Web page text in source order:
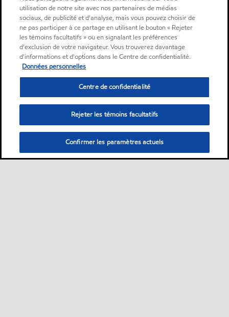
utilisation de notre site avec nos partenaires de médias
sociaux, de publicité et d'analyse, mais vous pouvez choisir de
ne pas participer à ce partage en utilisant le bouton « Rejeter
les témoins facultatifs » ou en signalant les préférences
d'exclusion de votre navigateur. Vous trouverez davantage
d'informations et d'options dans le Centre de confidentialité.
Données personnelles
Centre de confidentialité
Rejeter les témoins facultatifs
Confirmer les paramètres actuels